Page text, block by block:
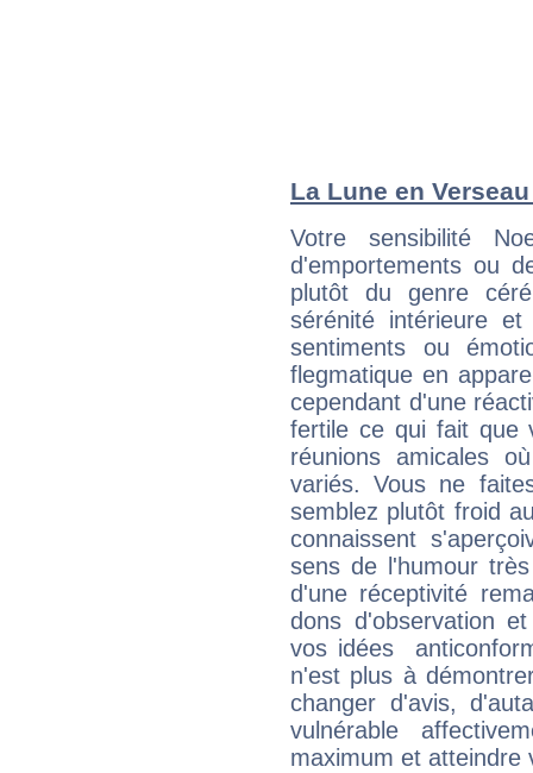
La Lune en
Votre sensibilité
d'emportements ou
plutôt du genre
sérénité intérieure
sentiments ou
flegmatique en
cependant d'une
fertile ce qui fait que
réunions amicales
variés. Vous ne
semblez plutôt froid
connaissent
sens de l'humour
d'une réceptivité
dons d'observation
vos idées
n'est plus à
changer d'avis,
vulnérable
maximum et atteindre